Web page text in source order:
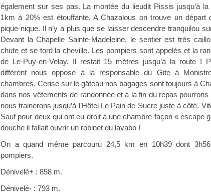
également sur ses pas. La montée du lieudit Pissis jusqu’à
1km à 20% est étouffante. A Chazalous on trouve un départ
pique-nique. Il n’y a plus que se laisser descendre tranquilou
Devant la Chapelle Sainte-Madeleine, le sentier est très
chute et se tord la cheville. Les pompiers sont appelés et la
de Le-Puy-en-Velay. Il restait 15 mètres jusqu’à la route !
différent nous oppose à la responsable du Gite à
chambres. Cerise sur le gâteau nos bagages sont toujours à
dans nos vêtements de randonnée et à la fin du repas
nous trainerons jusqu’à l’Hôtel Le Pain de Sucre juste à côté.
Sauf pour deux qui ont eu droit à une chambre façon « escape
douche il fallait ouvrir un robinet du lavabo !
On a quand même parcouru 24,5 km en 10h39 dont
pompiers.
Dénivelé+ : 858 m.
Dénivelé- : 793 m.